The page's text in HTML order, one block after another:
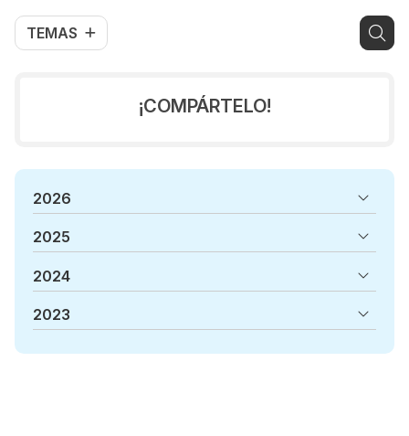
TEMAS
¡COMPÁRTELO!
2026
2025
2024
2023